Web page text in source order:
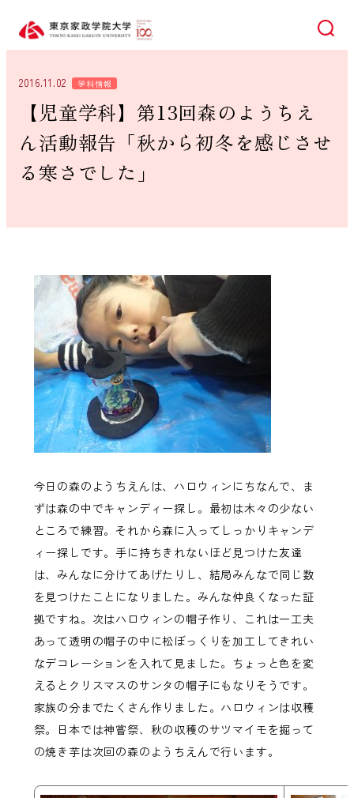
検索
2016.11.02 学科情報
【児童学科】第13回森のようちえ
ん活動報告「秋から初冬を感じさせ
る寒さでした」
今日の森のようちえんは、ハロウィンにちなんで、ま
ずは森の中でキャンディー探し。最初は木々の少ない
ところで練習。それから森に入ってしっかりキャンデ
ィー探しです。手に持ちきれないほど見つけた友達
は、みんなに分けてあげたりし、結局みんなで同じ数
を見つけたことになりました。みんな仲良くなった証
拠ですね。次はハロウィンの帽子作り、これは一工夫
あって透明の帽子の中に松ぼっくりを加工してきれい
なデコレーションを入れて見ました。ちょっと色を変
えるとクリスマスのサンタの帽子にもなりそうです。
家族の分までたくさん作りました。ハロウィンは収穫
祭。日本では神嘗祭、秋の収穫のサツマイモを掘って
の焼き芋は次回の森のようちえんで行います。